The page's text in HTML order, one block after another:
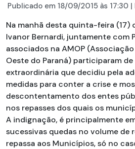
Publicado em 18/09/2015 às 17:30 |
Na manhã desta quinta-feira (17)
Ivanor Bernardi, juntamente com
associados na AMOP
Oeste do Paraná) participaram de
extraordinária que decidiu pela
medidas para conter a crise e
descontentamento dos entes
nos repasses dos quais os
A indignação, é principalmente
sucessivas quedas no volume de
repassa aos Municípios, só no